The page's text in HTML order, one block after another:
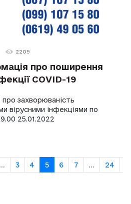
2209
про поширення
COVID-19
захворюваність
вірусними інфекціями по
25.01.2022
... 3 4 5 6 7 ... 24